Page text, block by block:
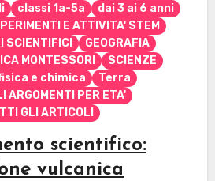
classi 1a-5a
dai 3 ai 6 anni
E ATTIVITA' STEM
SCIENTIFICI
GEOGRAFIA
MONTESSORI
SCIENZE
e chimica
Terra
ARGOMENTI PER ETA'
GLI ARTICOLI
scientifico:
vulcanica